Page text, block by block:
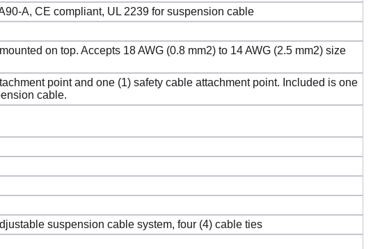
A, CE compliant, UL 2239 for suspension cable
on top. Accepts 18 AWG (0.8 mm2) to 14 AWG (2.5 mm2) size
point and one (1) safety cable attachment point. Included is one
cable.
suspension cable system, four (4) cable ties